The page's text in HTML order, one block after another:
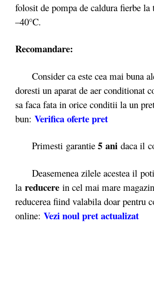
folosit de pompa de caldura fierbe la
–40°C.
Recomandare:
Consider ca este cea mai buna
doresti un aparat de aer conditionat
sa faca fata in orice conditii la un
bun: Verifica ofertepret
Primesti garantie 5 ani daca il
Deasemenea zilele acestea il
la reducere in cel mai mare
reducerea fiind valabila doar pentru
online: Vezi noul pretactualizat